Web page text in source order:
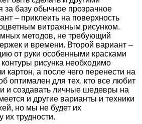
за базу обычное прозрачное
– приклеить на поверхность
витражным рисунком.
методов, не требующий
и времени. Второй вариант –
от руки особенными красками
рисунка необходимо
картон, а после чего перенести на
оптимален для тех, кто все любит
и создавать личные шедевры на
и другие варианты и техники
но мы не будет их
их трудности.